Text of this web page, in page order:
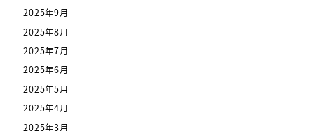
2025年9月
2025年8月
2025年7月
2025年6月
2025年5月
2025年4月
2025年3月